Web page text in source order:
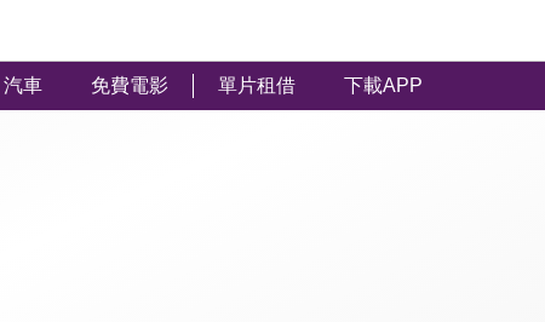
汽車 免費電影 單片租借 下載APP